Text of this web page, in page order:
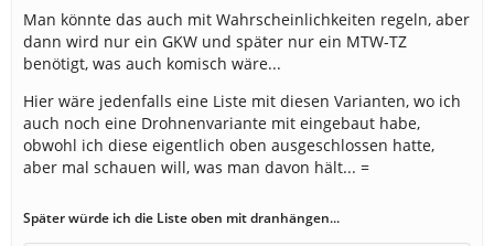
Benötigte Flugfeldlöschfahrzeuge 4
Benötigte Rettungstreppen
Benötigte GW-Messtechnik 1
GW-Messtechnik Wahrscheinlichkeit:40%(könnte ich mir
Man könnte das auch mit Wahrscheinlichkeiten regeln, aber
dann wird nur ein GKW und später nur ein MTW-TZ
benötigt, was auch komisch wäre...
Hier wäre jedenfalls eine Liste mit diesen Varianten, wo ich
auch noch eine Drohnenvariante mit eingebaut habe,
obwohl ich diese eigentlich oben ausgeschlossen hatte,
aber mal schauen will, was man davon hält... =
Später würde ich die Liste oben mit dranhängen...